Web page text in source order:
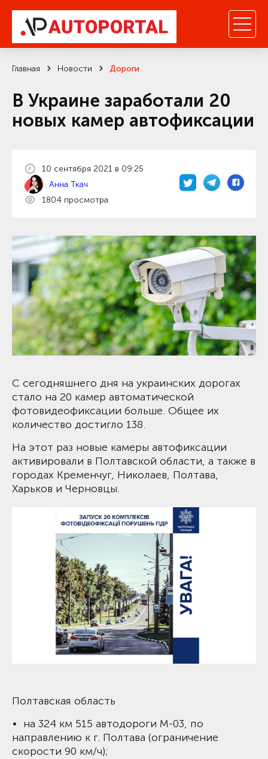
Главная Новости Дороги
В Украине заработали 20
новых камер автофиксации
10 сентября 2021 в 09:25
Анна Ткач
1804 просмотра
С сегодняшнего дня на украинских дорогах
стало на 20 камер автоматической
фотовидеофиксации больше. Общее их
количество достигло 138.
На этот раз новые камеры автофиксации
активировали в Полтавской области, а также в
городах Кременчуг, Николаев, Полтава,
Харьков и Черновцы.
Полтавская область
• на 324 км 515 автодороги М-03, по
направлению к г. Полтава (ограничение
скорости 90 км/ч);